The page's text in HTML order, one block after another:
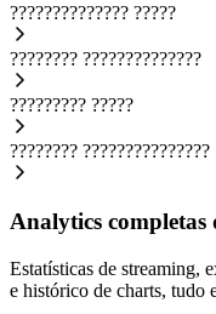
?????????????? ?????
???????? ??????????????
????????? ?????
???????? ???????????????
Analytics completas
Estatísticas de streaming,
e histórico de charts, tudo